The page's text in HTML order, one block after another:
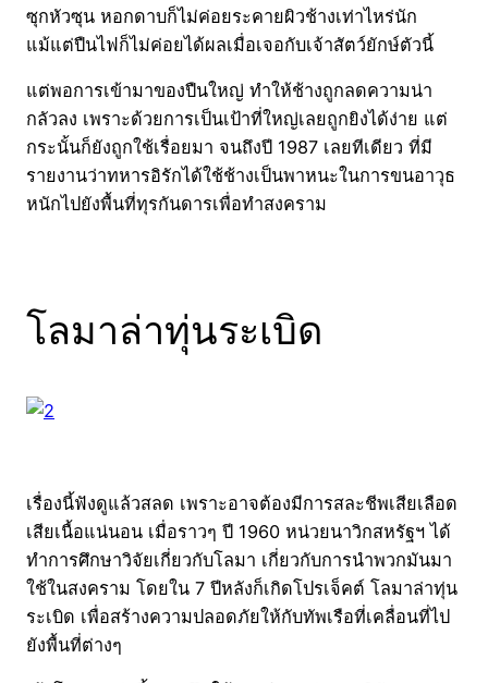
ซุกหัวซุน หอกดาบก็ไม่ค่อยระคายผิวช้างเท่าไหร่นัก
แม้แต่ปืนไฟก็ไม่ค่อยได้ผลเมื่อเจอกับเจ้าสัตว์ยักษ์ตัวนี้
แต่พอการเข้ามาของปืนใหญ่ ทำให้ช้างถูกลดความน่า
กลัวลง เพราะด้วยการเป็นเป้าที่ใหญ่เลยถูกยิงได้ง่าย แต่
กระนั้นก็ยังถูกใช้เรื่อยมา จนถึงปี 1987 เลยทีเดียว ที่มี
รายงานว่าทหารอิรักได้ใช้ช้างเป็นพาหนะในการขนอาวุธ
หนักไปยังพื้นที่ทุรกันดารเพื่อทำสงคราม
โลมาล่าทุ่นระเบิด
เรื่องนี้ฟังดูแล้วสลด เพราะอาจต้องมีการสละชีพเสียเลือด
เสียเนื้อแน่นอน เมื่อราวๆ ปี 1960 หน่วยนาวิกสหรัฐฯ ได้
ทำการศึกษาวิจัยเกี่ยวกับโลมา เกี่ยวกับการนำพวกมันมา
ใช้ในสงคราม โดยใน 7 ปีหลังก็เกิดโปรเจ็คต์ โลมาล่าทุ่น
ระเบิด เพื่อสร้างความปลอดภัยให้กับทัพเรือที่เคลื่อนที่ไป
ยังพื้นที่ต่างๆ